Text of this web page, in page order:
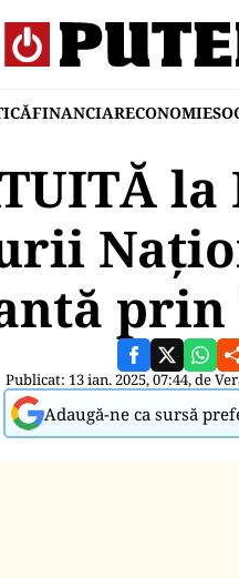
FINANCIARECONOMIE
prin
Publicat: 13 ian. 2025, 07:44, de
Adaugă-ne ca sursă